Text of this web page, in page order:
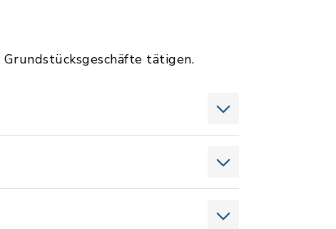
Grundstücksgeschäfte tätigen.